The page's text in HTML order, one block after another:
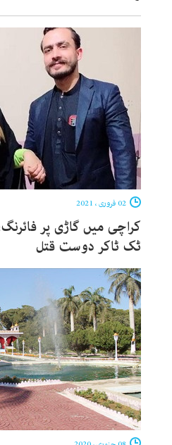
کراچی میں گاڑی پر
ٹک ٹاکر دوست قتل